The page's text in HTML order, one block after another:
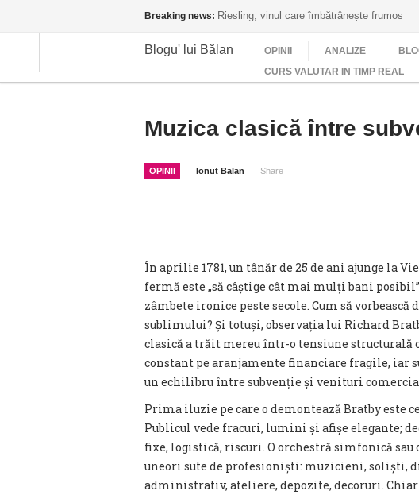
Breaking news: Riesling, vinul care îmbătrânește frumos
Blogu' lui Bălan OPINII ANALIZE
CURS VALUTAR IN TIMP REAL
Muzica clasică între
OPINII Ionut Balan Share
În aprilie 1781, un tânăr de 25 de ani ajunge la
fermă este „să câștige cât mai mulți bani
zâmbete ironice peste secole. Cum să
sublimului? Și totuși, observația lui Richard
clasică a trăit mereu într-o tensiune structurală
constant pe aranjamente financiare fragile, iar
un echilibru între subvenție și venituri
Prima iluzie pe care o demontează Bratby este
Publicul vede fracuri, lumini și afișe elegante;
fixe, logistică, riscuri. O orchestră simfonică
uneori sute de profesioniști: muzicieni, soliști,
administrativ, ateliere, depozite, decoruri.